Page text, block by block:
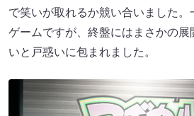
で笑いが取れるか競い合いました
ゲームですが、終盤にはまさかの
いと戸惑いに包まれました。